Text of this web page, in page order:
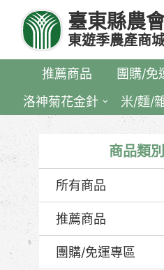
要
臺東縣農
東遊季農產商
推薦商品 團購/免
洛神菊花金針
米/麵/
商品類別
所有商品
推薦商品
團購/免運專區